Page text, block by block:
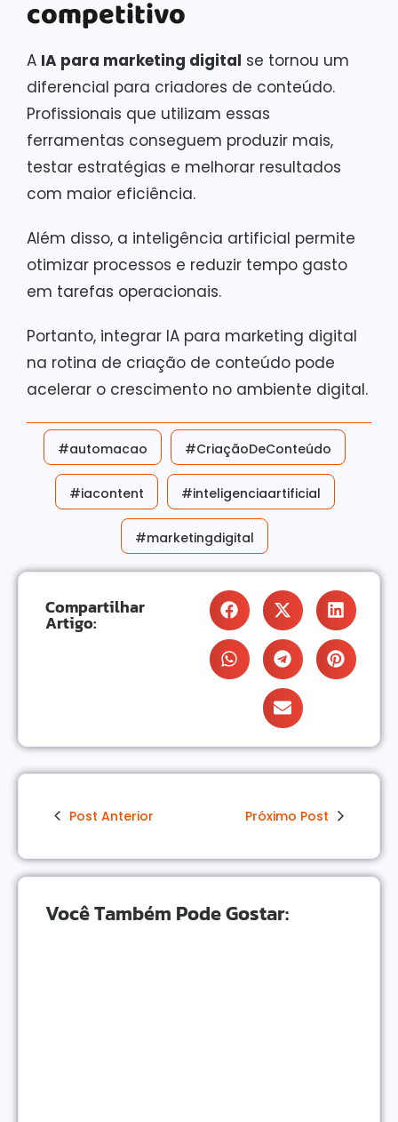
competitivo
A IA para marketing digital se tornou um
diferencial para criadores de conteúdo.
Profissionais que utilizam essas
ferramentas conseguem produzir mais,
testar estratégias e melhorar resultados
com maior eficiência.
Além disso, a inteligência artificial permite
otimizar processos e reduzir tempo gasto
em tarefas operacionais.
Portanto, integrar IA para marketing digital
na rotina de criação de conteúdo pode
acelerar o crescimento no ambiente digital.
#automacao #CriaçãoDeConteúdo
#iacontent #inteligenciaartificial
#marketingdigital
Compartilhar
Artigo:
Post Anterior Próximo Post
Você Também Pode Gostar: